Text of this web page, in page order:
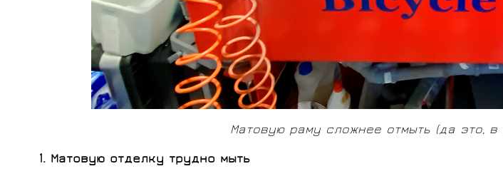
Матовую раму сложнее отмыть (да это,
1. Матовую отделку трудно мыть